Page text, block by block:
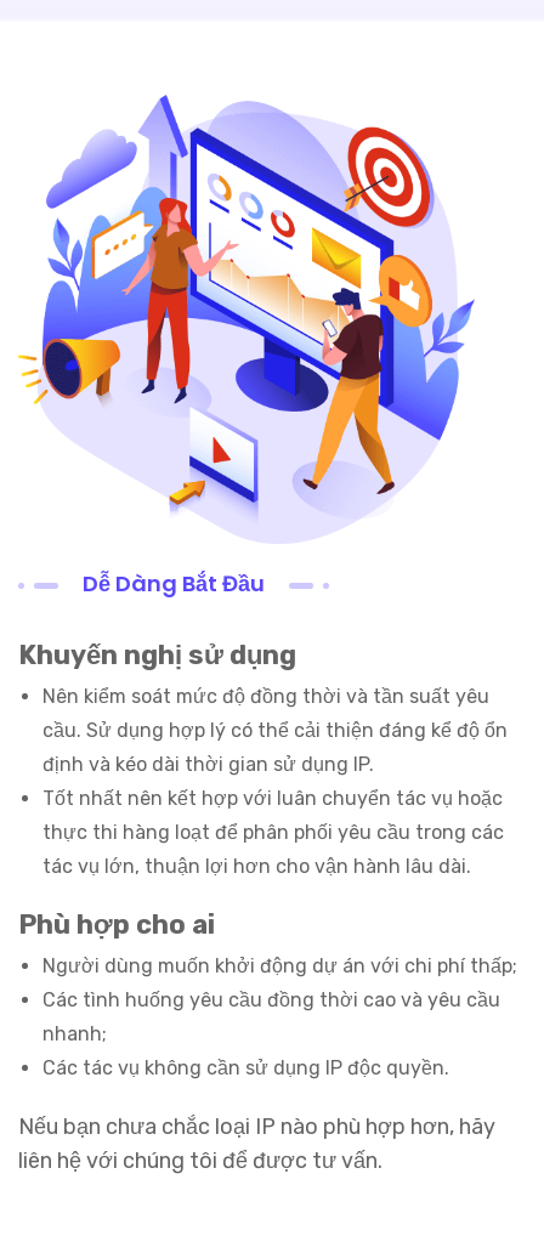
Dễ Dàng Bắt Đầu
Khuyến nghị sử dụng
Nên kiểm soát mức độ đồng thời và tần suất yêu
cầu. Sử dụng hợp lý có thể cải thiện đáng kể độ ổn
định và kéo dài thời gian sử dụng IP.
Tốt nhất nên kết hợp với luân chuyển tác vụ hoặc
thực thi hàng loạt để phân phối yêu cầu trong các
tác vụ lớn, thuận lợi hơn cho vận hành lâu dài.
Phù hợp cho ai
Người dùng muốn khởi động dự án với chi phí thấp;
Các tình huống yêu cầu đồng thời cao và yêu cầu
nhanh;
Các tác vụ không cần sử dụng IP độc quyền.
Nếu bạn chưa chắc loại IP nào phù hợp hơn, hãy
liên hệ với chúng tôi để được tư vấn.